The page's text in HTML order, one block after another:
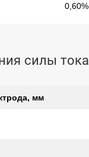
0,60%
силы тока
мм